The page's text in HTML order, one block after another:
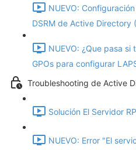
NUEVO:
DSRM de Active Directory
NUEVO: ¿Que pasa
GPOs para configurar
Troubleshooting de Active
Solución El Servidor
NUEVO: Error "El